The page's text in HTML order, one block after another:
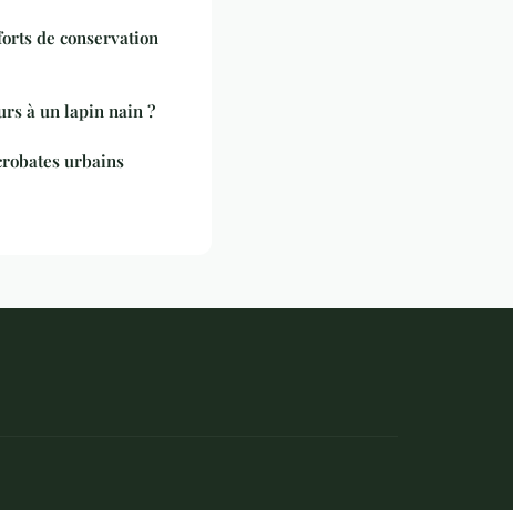
de conservation
à un lapin nain ?
urbains